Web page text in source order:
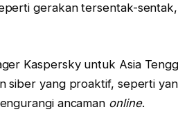
gerakan tersentak-
Kaspersky untuk Asia
siber yang proaktif, seperti
ancaman online.